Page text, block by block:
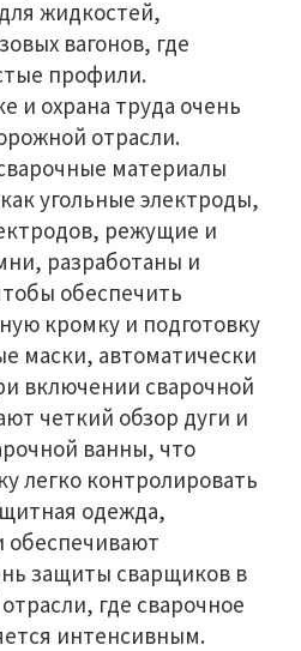
жидкостей,
вагонов, где
профили.
и охрана труда очень
отрасли.
материалы
угольные электроды,
режущие и
разработаны и
обеспечить
кромку и подготовку
маски, автоматически
включении сварочной
четкий обзор дуги и
ванны, что
легко контролировать
одежда,
обеспечивают
защиты сварщиков в
где сварочное
интенсивным.